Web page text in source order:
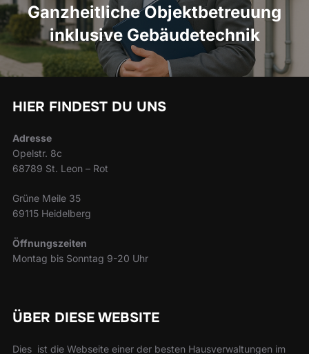
Ganzheitliche Objektbetreuung
inklusive Gebäudetechnik
HIER FINDEST DU UNS
Adresse
Opelstr. 8c
68789 St. Leon – Rot
Grüne Meile 35
69115 Heidelberg
Öffnungszeiten
Montag bis Sonntag 9-20 Uhr
ÜBER DIESE WEBSITE
Dies ist die Webseite einer der besten Hausverwaltungen im